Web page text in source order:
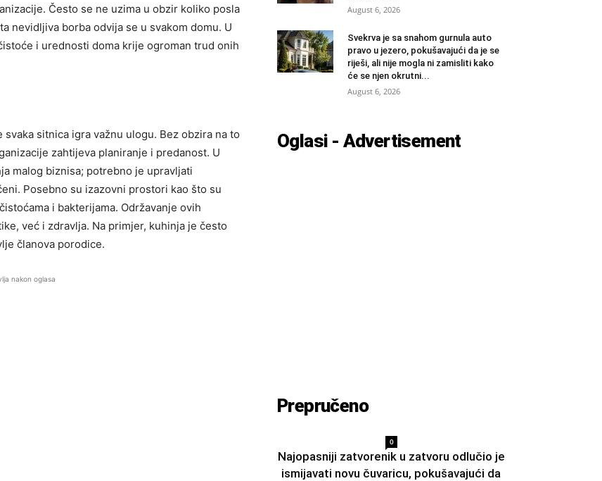
Često se ne uzima u obzir koliko posla
nevidljiva borba odvija se u svakom domu. U
i urednosti doma krije ogroman trud onih
svaka sitnica igra važnu ulogu. Bez obzira na to
zahtijeva planiranje i predanost. U
malog biznisa; potrebno je upravljati
Posebno su izazovni prostori kao što su
i bakterijama. Održavanje ovih
već i zdravlja. Na primjer, kuhinja je često
članova porodice.
nakon oglasa
August 6, 2026
Svekrva je sa snahom gurnula auto
pravo u jezero, pokušavajući da je se
riješi, ali nije mogla ni zamisliti kako
će se njen okrutni...
August 6, 2026
Oglasi - Advertisement
Prepručeno
0
Najopasniji zatvorenik u zatvoru odlučio je
ismijavati novu čuvaricu, pokušavajući da